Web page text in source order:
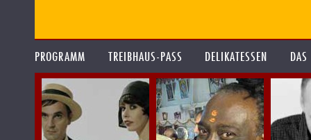
PROGRAMM TREIBHAUS-PASS DELIKATESSEN